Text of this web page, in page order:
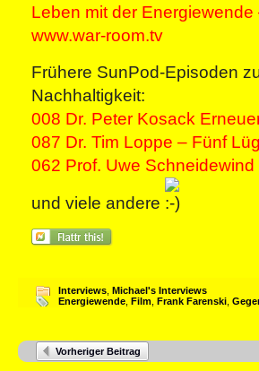
Leben mit der Energiewende
www.war-room.tv
Frühere SunPod-Episoden
Nachhaltigkeit:
008 Dr. Peter Kosack
087 Dr. Tim Loppe – Fünf
062 Prof. Uwe
und viele andere
Interviews Michael's Interviews
Energiewende Film Frank Farenski
Vorheriger Beitrag